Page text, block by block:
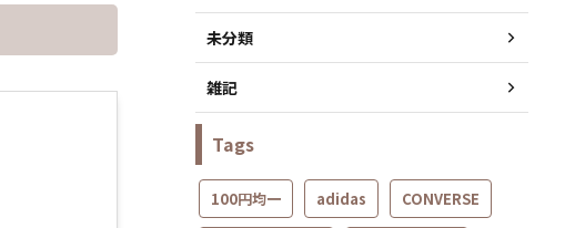
未分類
雑記
Tags
100円均一 adidas CONVERSE